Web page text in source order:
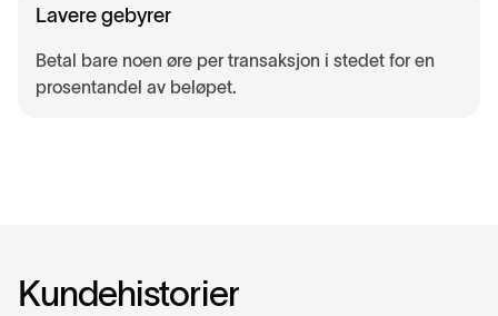
Lavere gebyrer
Betal bare noen øre per transaksjon i stedet for en
prosentandel av beløpet.
Kundehistorier